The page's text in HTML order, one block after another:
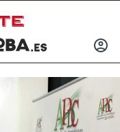
INICIAR